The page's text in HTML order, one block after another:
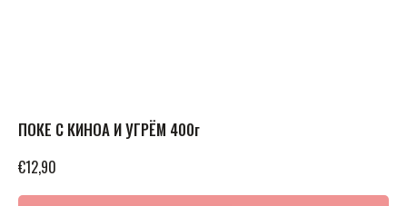
ПОКЕ С КИНОА И УГРЁМ 400г
€12,90